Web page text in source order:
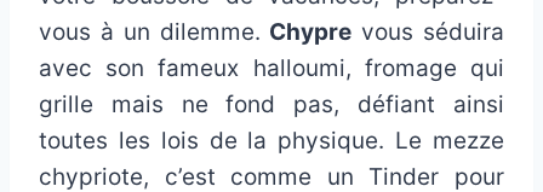
vous à un dilemme. Chypre vous séduira
avec son fameux halloumi, fromage qui
grille mais ne fond pas, défiant ainsi
toutes les lois de la physique. Le mezze
chypriote, c’est comme un Tinder pour